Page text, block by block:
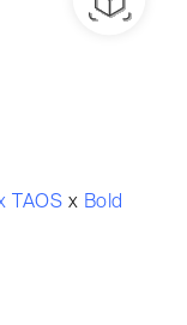
TAOS x Bold